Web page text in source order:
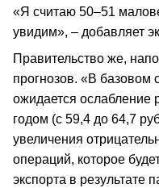
«Я считаю 50–51
увидим», – добавляет
Правительство же,
прогнозов. «В базовом
ожидается ослабление
годом (с 59,4 до 64,7
увеличения
операций, которое
экспорта в результате